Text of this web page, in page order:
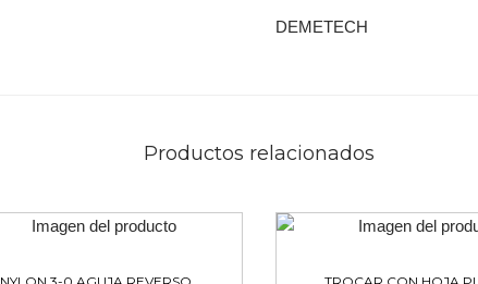
DEMETECH
Productos relacionados
NYLON 3-0 AGUJA REVERSO TROCAR CON HOJA